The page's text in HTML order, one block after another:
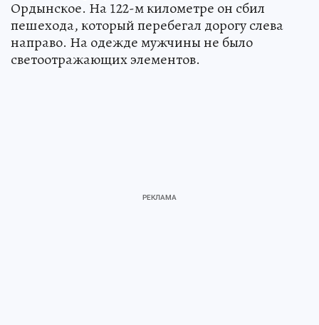
Ордынское. На 122-м километре он сбил
пешехода, который перебегал дорогу слева
направо. На одежде мужчины не было
светоотражающих элементов.